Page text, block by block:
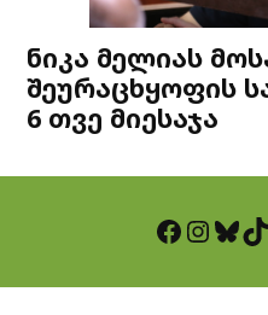
ნიკა მელიას
შეურაცხყოფის
6 თვე მიესაჯა
Facebook InstagramBluesky TikTok